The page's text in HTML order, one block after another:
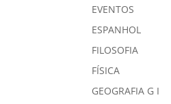
EVENTOS
ESPANHOL
FILOSOFIA
FÍSICA
GEOGRAFIA G I